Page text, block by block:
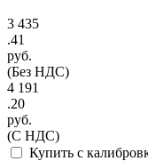
3 435
.41
руб.
(Без НДС)
4 191
.20
руб.
(С НДС)
Купить с